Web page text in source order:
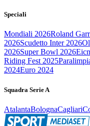
Speciali
Mondiali 2026Roland
2026Scudetto Inter 2026
2026Super Bowl 2026
Riding Fest 2025
2024Euro 2024
Squadra Serie A
AtalantaBolognaCagliari